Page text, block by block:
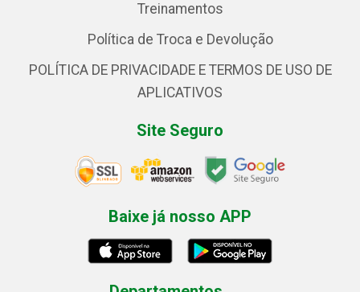
Treinamentos
Política de Troca e Devolução
POLÍTICA DE PRIVACIDADE E TERMOS DE USO DE
APLICATIVOS
Site Seguro
Baixe já nosso APP